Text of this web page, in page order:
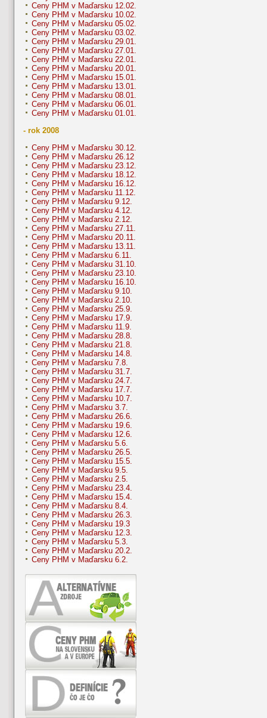
Ceny PHM v Maďarsku 12.02.
Ceny PHM v Maďarsku 10.02.
Ceny PHM v Maďarsku 05.02.
Ceny PHM v Maďarsku 03.02.
Ceny PHM v Maďarsku 29.01.
Ceny PHM v Maďarsku 27.01.
Ceny PHM v Maďarsku 22.01.
Ceny PHM v Maďarsku 20.01.
Ceny PHM v Maďarsku 15.01.
Ceny PHM v Maďarsku 13.01.
Ceny PHM v Maďarsku 08.01.
Ceny PHM v Maďarsku 06.01.
Ceny PHM v Maďarsku 01.01.
- rok 2008
Ceny PHM v Maďarsku 30.12.
Ceny PHM v Maďarsku 26.12
Ceny PHM v Maďarsku 23.12.
Ceny PHM v Maďarsku 18.12.
Ceny PHM v Maďarsku 16.12.
Ceny PHM v Maďarsku 11.12.
Ceny PHM v Maďarsku 9.12.
Ceny PHM v Maďarsku 4.12.
Ceny PHM v Maďarsku 2.12.
Ceny PHM v Maďarsku 27.11.
Ceny PHM v Maďarsku 20.11.
Ceny PHM v Maďarsku 13.11.
Ceny PHM v Maďarsku 6.11.
Ceny PHM v Maďarsku 31.10.
Ceny PHM v Maďarsku 23.10.
Ceny PHM v Maďarsku 16.10.
Ceny PHM v Maďarsku 9.10.
Ceny PHM v Maďarsku 2.10.
Ceny PHM v Maďarsku 25.9.
Ceny PHM v Maďarsku 17.9.
Ceny PHM v Maďarsku 11.9.
Ceny PHM v Maďarsku 28.8.
Ceny PHM v Maďarsku 21.8.
Ceny PHM v Maďarsku 14.8.
Ceny PHM v Maďarsku 7.8.
Ceny PHM v Maďarsku 31.7.
Ceny PHM v Maďarsku 24.7.
Ceny PHM v Maďarsku 17.7.
Ceny PHM v Maďarsku 10.7.
Ceny PHM v Maďarsku 3.7.
Ceny PHM v Maďarsku 26.6.
Ceny PHM v Maďarsku 19.6.
Ceny PHM v Maďarsku 12.6.
Ceny PHM v Maďarsku 5.6.
Ceny PHM v Maďarsku 26.5.
Ceny PHM v Maďarsku 15.5.
Ceny PHM v Maďarsku 9.5.
Ceny PHM v Maďarsku 2.5.
Ceny PHM v Maďarsku 23.4.
Ceny PHM v Maďarsku 15.4.
Ceny PHM v Maďarsku 8.4.
Ceny PHM v Maďarsku 26.3.
Ceny PHM v Maďarsku 19.3
Ceny PHM v Maďarsku 12.3.
Ceny PHM v Maďarsku 5.3.
Ceny PHM v Maďarsku 20.2.
Ceny PHM v Maďarsku 6.2.